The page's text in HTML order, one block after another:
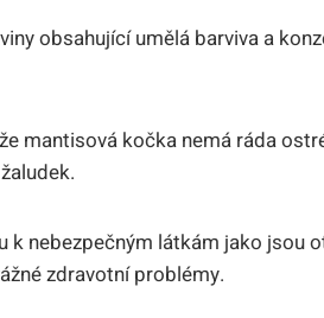
obsahující umělá barviva a
mantisová kočka nemá ráda
k nebezpečným látkám jako jsou
zdravotní problémy.